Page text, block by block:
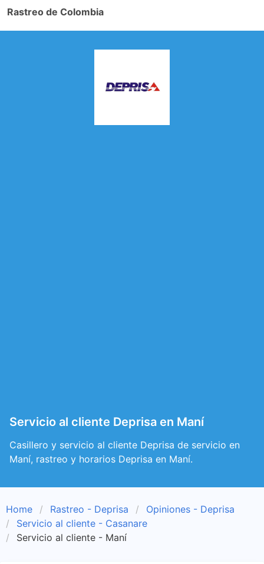
Rastreo de Colombia
Servicio al cliente Deprisa en Maní
Casillero y servicio al cliente Deprisa de servicio en
Maní, rastreo y horarios Deprisa en Maní.
Home Rastreo - Deprisa
Opiniones - Deprisa
Servicio al cliente - Casanare
Servicio al cliente - Maní